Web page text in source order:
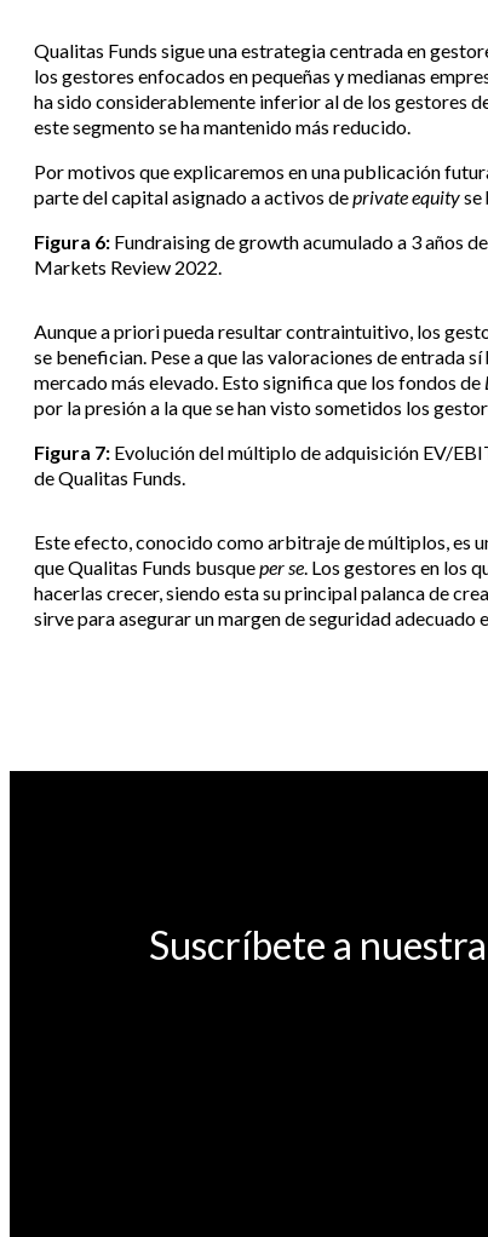
Qualitas Funds sigue una estrategia centrada en
los gestores enfocados en pequeñas y medianas
ha sido considerablemente inferior al de los gestores
este segmento se ha mantenido más reducido.
Por motivos que explicaremos en una publicación
parte del capital asignado a activos deprivate equityse
Figura 6: Fundraising de growth acumulado a 3 años
Markets Review 2022.
Aunque a priori pueda resultar contraintuitivo, los
se benefician. Pese a que las valoraciones de entrada
mercado más elevado. Esto significa que los fondos de
por la presión a la que se han visto sometidos los
Figura 7: Evolución del múltiplo de adquisición EV/
de Qualitas Funds.
Este efecto, conocido como arbitraje de múltiplos, es
que Qualitas Funds busqueper se. Los gestores en los
hacerlas crecer, siendo esta su principal palanca de
sirve para asegurar un margen de seguridad adecuado
Suscríbete a